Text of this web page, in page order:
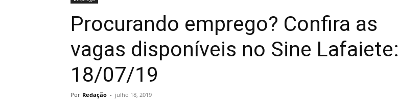
Procurando emprego? Confira as
vagas disponíveis no Sine Lafaiete:
18/07/19
Por Redação - julho 18, 2019